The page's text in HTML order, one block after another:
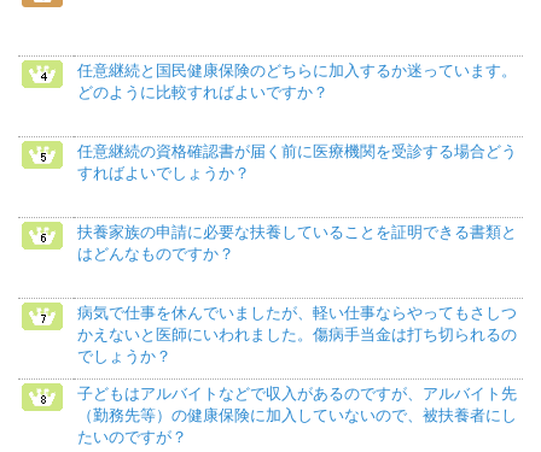
任意継続と国民健康保険のどちらに加入するか迷っています。
どのように比較すればよいですか？
任意継続の資格確認書が届く前に医療機関を受診する場合どう
すればよいでしょうか？
扶養家族の申請に必要な扶養していることを証明できる書類と
はどんなものですか？
病気で仕事を休んでいましたが、軽い仕事ならやってもさしつ
かえないと医師にいわれました。傷病手当金は打ち切られるの
でしょうか？
子どもはアルバイトなどで収入があるのですが、アルバイト先
（勤務先等）の健康保険に加入していないので、被扶養者にし
たいのですが？